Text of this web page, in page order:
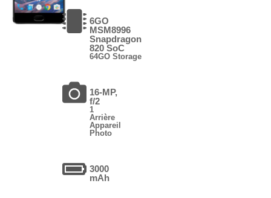
6GO
MSM8996
Snapdragon
820 SoC
64GO Storage
16-MP,
f/2
1
Arrière
Appareil
Photo
3000
mAh